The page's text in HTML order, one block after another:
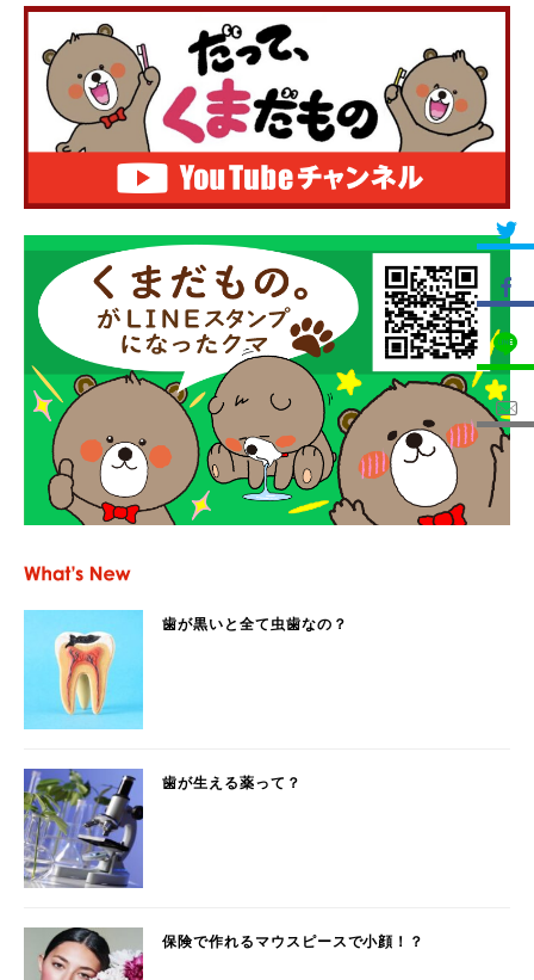
歯が黒いと全て虫歯なの？
歯が生える薬って？
保険で作れるマウスピースで小顔！？